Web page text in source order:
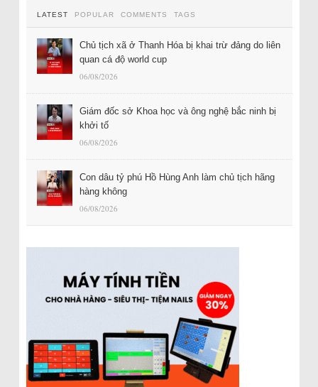
LATEST POPULAR COMMENTS TAGS
Chủ tịch xã ở Thanh Hóa bị khai trừ đảng do liên
quan cá độ world cup
06/08/2026
Giám đốc sở Khoa học và ông nghệ bắc ninh bị
khởi tố
06/08/2026
Con dâu tỷ phú Hồ Hùng Anh làm chủ tịch hãng
hàng không
06/08/2026